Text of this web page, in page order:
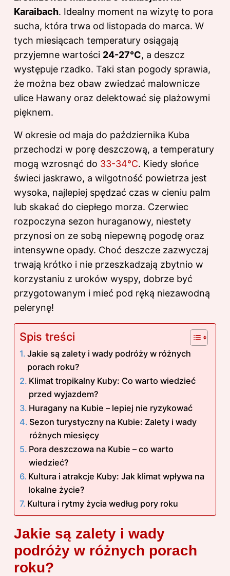
Karaibach. Idealny moment na wizytę to pora
sucha, która trwa od listopada do marca. W
tych miesiącach temperatury osiągają
przyjemne wartości 24-27°C, a deszcz
występuje rzadko. Taki stan pogody sprawia,
że można bez obaw zwiedzać malownicze
ulice Hawany oraz delektować się plażowymi
pięknem.
W okresie od maja do października Kuba
przechodzi w porę deszczową, a temperatury
mogą wzrosnąć do 33-34°C. Kiedy słońce
świeci jaskrawo, a wilgotność powietrza jest
wysoka, najlepiej spędzać czas w cieniu palm
lub skakać do ciepłego morza. Czerwiec
rozpoczyna sezon huraganowy, niestety
przynosi on ze sobą niepewną pogodę oraz
intensywne opady. Choć deszcze zazwyczaj
trwają krótko i nie przeszkadzają zbytnio w
korzystaniu z uroków wyspy, dobrze być
przygotowanym i mieć pod ręką niezawodną
pelerynę!
Spis treści
Jakie są zalety i wady podróży w różnych
porach roku?
Klimat tropikalny Kuby: Co warto wiedzieć
przed wyjazdem?
Huragany na Kubie – lepiej nie ryzykować
Sezon turystyczny na Kubie: Zalety i wady
różnych miesięcy
Pora deszczowa na Kubie – co warto
wiedzieć?
Kultura i atrakcje Kuby: Jak klimat wpływa na
lokalne życie?
Kultura i rytmy życia według pory roku
Jakie są zalety i wady
podróży w różnych porach
roku?